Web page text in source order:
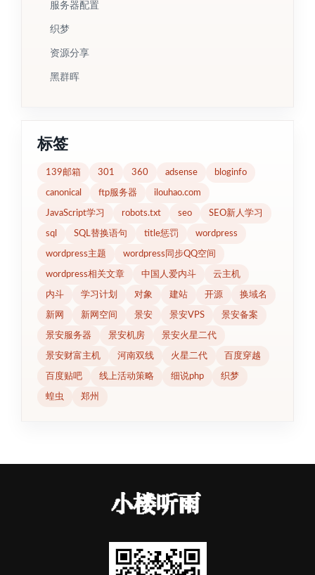
服务器配置
织梦
资源分享
黑群晖
标签
139邮箱 301 360 adsense bloginfo
canonical ftp服务器 ilouhao.com
JavaScript学习 robots.txt seo SEO新人学习
sql SQL替换语句 title惩罚 wordpress
wordpress主题 wordpress同步QQ空间
wordpress相关文章 中国人爱内斗 云主机
内斗 学习计划 对象 建站 开源 换域名
新网 新网空间 景安 景安VPS 景安备案
景安服务器 景安机房 景安火星二代
景安财富主机 河南双线 火星二代 百度穿越
百度贴吧 线上活动策略 细说php 织梦
蝗虫 郑州